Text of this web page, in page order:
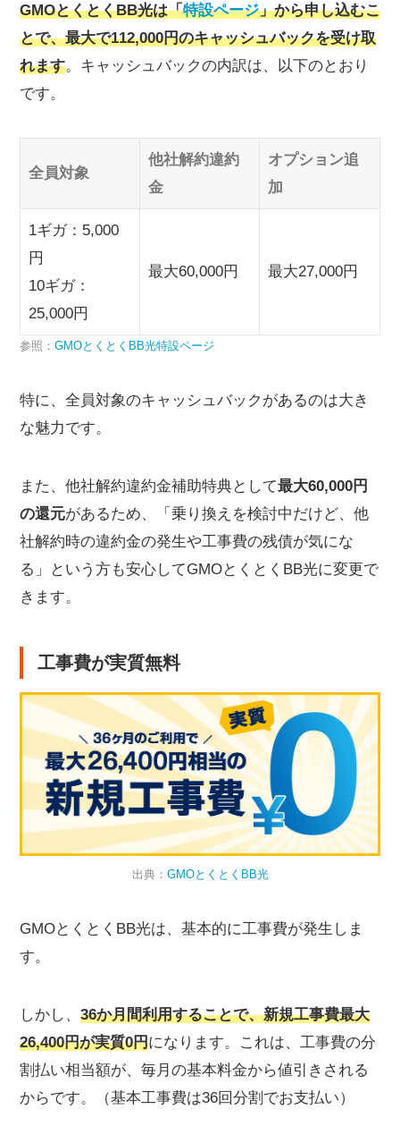
GMOとくとくBB光は「特設ページ」から申し込むこ
とで、最大で112,000円のキャッシュバックを受け取
れます。キャッシュバックの内訳は、以下のとおり
です。
全員対象
他社解約違約
金
オプション追
加
1ギガ：5,000
円
10ギガ：
25,000円
最大60,000円 最大27,000円
参照： GMOとくとくBB光特設ページ
特に、全員対象のキャッシュバックがあるのは大き
な魅力です。
また、他社解約違約金補助特典として最大60,000円
の還元があるため、「乗り換えを検討中だけど、他
社解約時の違約金の発生や工事費の残債が気にな
る」という方も安心してGMOとくとくBB光に変更で
きます。
工事費が実質無料
出典： GMOとくとくBB光
GMOとくとくBB光は、基本的に工事費が発生しま
す。
しかし、 36か月間利用することで、新規工事費最大
26,400円が実質0円になります。これは、工事費の分
割払い相当額が、毎月の基本料金から値引きされる
からです。（基本工事費は36回分割でお支払い）